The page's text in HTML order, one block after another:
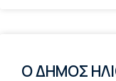
Ο ΔΗΜΟΣ